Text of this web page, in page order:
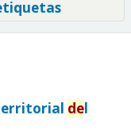
del